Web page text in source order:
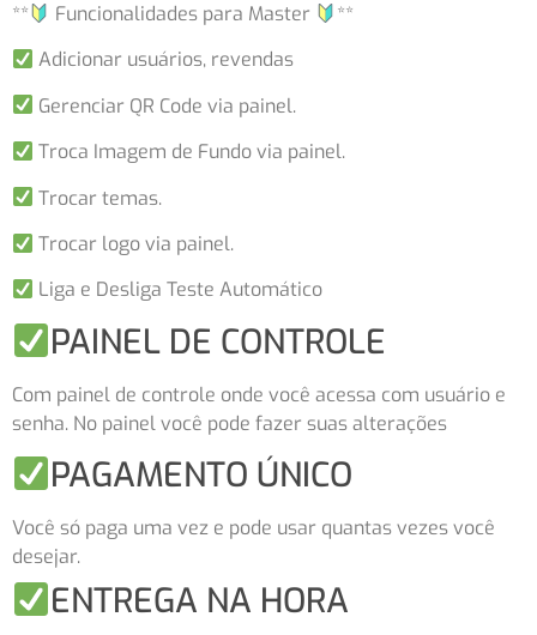
** Funcionalidades para Master
**
Adicionar usuários, revendas
Gerenciar QR Code via painel.
Troca Imagem de Fundo via painel.
Trocar temas.
Trocar logo via painel.
Liga e Desliga Teste Automático
PAINEL DE CONTROLE
Com painel de controle onde você acessa com usuário e
senha. No painel você pode fazer suas alterações
PAGAMENTO ÚNICO
Você só paga uma vez e pode usar quantas vezes você
desejar.
ENTREGA NA HORA